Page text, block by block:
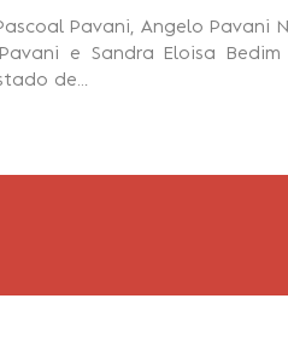
Pavani, Angelo Pavani
e Sandra Eloisa
de…